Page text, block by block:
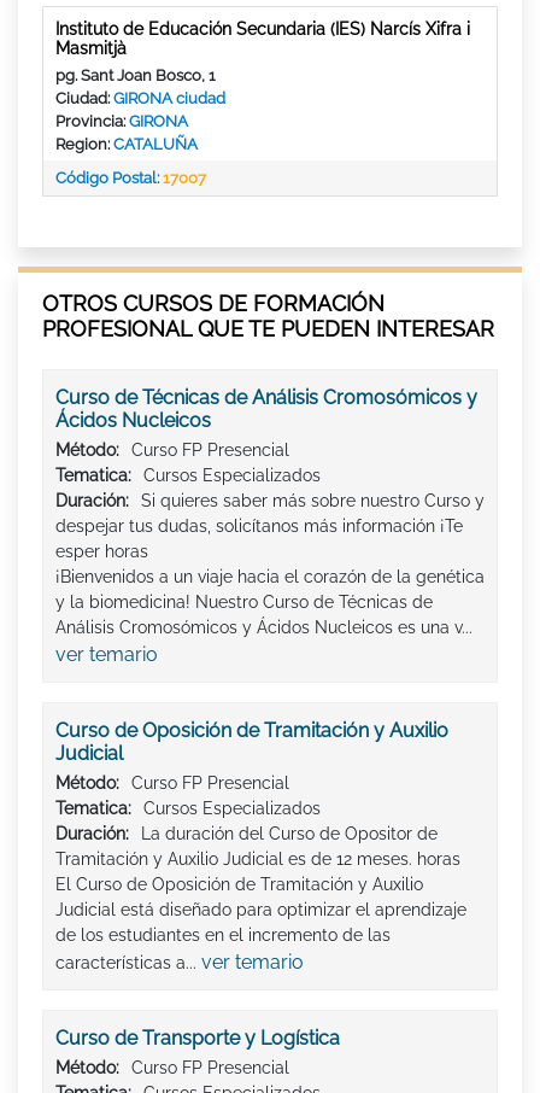
Instituto de Educación Secundaria (IES) Narcís Xifra i
Masmitjà
pg. Sant Joan Bosco, 1
Ciudad:GIRONA ciudad
Provincia:GIRONA
Region:CATALUÑA
Código Postal:17007
OTROS CURSOS DE FORMACIÓN
PROFESIONAL QUE TE PUEDEN INTERESAR
Curso de Técnicas de Análisis Cromosómicos y
Ácidos Nucleicos
Método:
Curso FP Presencial
Tematica:
Cursos Especializados
Duración:
Si quieres saber más sobre nuestro Curso y
despejar tus dudas, solicítanos más información ¡Te
esper horas
¡Bienvenidos a un viaje hacia el corazón de la genética
y la biomedicina! Nuestro Curso de Técnicas de
Análisis Cromosómicos y Ácidos Nucleicos es una v...
ver temario
Curso de Oposición de Tramitación y Auxilio
Judicial
Método:
Curso FP Presencial
Tematica:
Cursos Especializados
Duración:
La duración del Curso de Opositor de
Tramitación y Auxilio Judicial es de 12 meses. horas
El Curso de Oposición de Tramitación y Auxilio
Judicial está diseñado para optimizar el aprendizaje
de los estudiantes en el incremento de las
características a... ver temario
Curso de Transporte y Logística
Método:
Curso FP Presencial